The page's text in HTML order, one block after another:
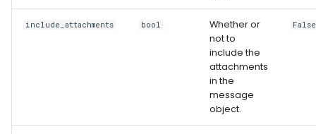
include_attachments bool
Whether or
not to
include the
attachments
in the
message
object.
False